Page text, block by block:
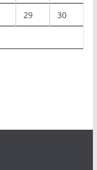
29 30